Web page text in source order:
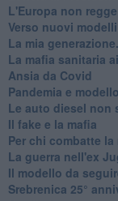
L'Europa non
Verso nuovi
​La mia
​La mafia sanitaria
Ansia da Covid
Pandemia e
Le auto diesel non
​Il fake e la mafia
Per chi combatte
La guerra nell'ex
Il modello da
Srebrenica 25°